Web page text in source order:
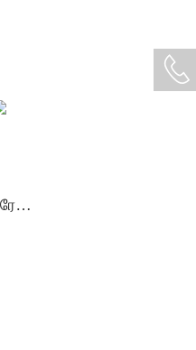
PACS இன்டர்கிரேட்டட் டிஸ்ப்ளே